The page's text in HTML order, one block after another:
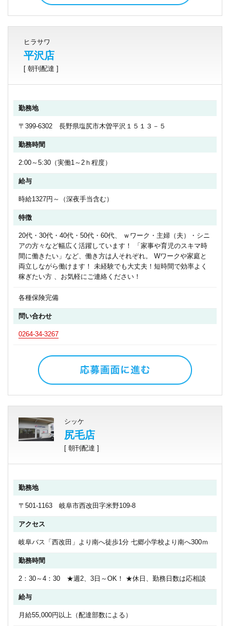
ヒラサワ
平沢店
[ 朝刊配達 ]
勤務地
〒399-6302 長野県塩尻市木曽平沢１５１３－５
勤務時間
2:00～5:30（実働1～2ｈ程度）
給与
時給1327円～（深夜手当含む）
特徴
20代・30代・40代・50代・60代、 ｗワーク・主婦（夫）・シニ
アの方々など幅広く活躍しています！ 「家事や育児のスキマ時
間に働きたい」など、働き方は人それぞれ。 Wワークや家庭と
両立しながら働けます！ 未経験でも大丈夫！短時間で効率よく
稼ぎたい方 、お気軽にご連絡ください！
各種保険完備
問い合わせ
0264-34-3267
シッケ
尻毛店
[ 朝刊配達 ]
勤務地
〒501-1163 岐阜市西改田字米野109-8
アクセス
岐阜バス「西改田」より南へ徒歩1分 七郷小学校より南へ300ｍ
勤務時間
2：30～4：30 ★週2、3日～OK！ ★休日、勤務日数は応相談
給与
月給55,000円以上（配達部数による）